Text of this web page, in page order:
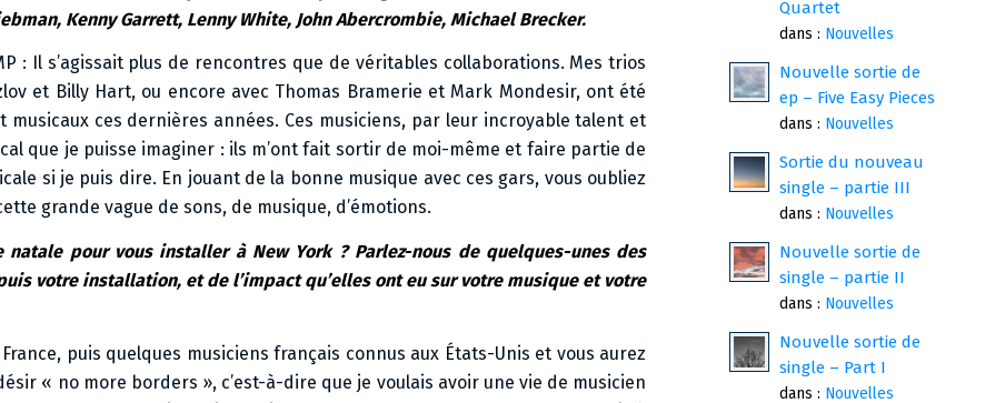
Kenny Garrett, Lenny White, John Abercrombie, Michael Brecker.
: Il s’agissait plus de rencontres que de véritables collaborations. Mes trios
et Billy Hart, ou encore avec Thomas Bramerie et Mark Mondesir, ont été
ces dernières années. Ces musiciens, par leur incroyable talent et
que je puisse imaginer : ils m’ont fait sortir de moi-même et faire partie de
si je puis dire. En jouant de la bonne musique avec ces gars, vous oubliez
grande vague de sons, de musique, d’émotions.
pour vous installer à New York ? Parlez-nous de quelques-unes des
votre installation, et de l’impact qu’elles ont eu sur votre musique et votre
puis quelques musiciens français connus aux États-Unis et vous aurez
« no more borders », c’est-à-dire que je voulais avoir une vie de musicien
Quartet
dans : Nouvelles
Nouvelle sortie de
ep – Five Easy Pieces
dans : Nouvelles
Sortie du nouveau
single – partie III
dans : Nouvelles
Nouvelle sortie de
single – partie II
dans : Nouvelles
Nouvelle sortie de
single – Part I
dans : Nouvelles